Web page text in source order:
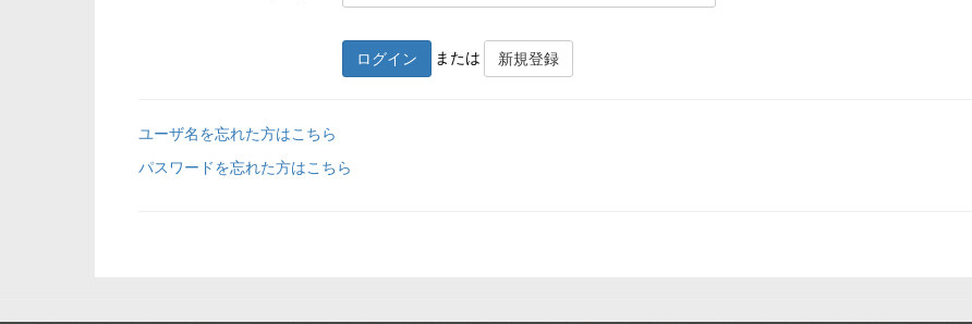
ログイン または 新規登録
ユーザ名を忘れた方はこちら
パスワードを忘れた方はこちら